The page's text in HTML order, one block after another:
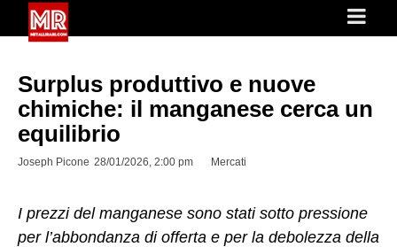
Surplus produttivo e nuove
chimiche: il manganese cerca un
equilibrio
Joseph Picone 28/01/2026, 2:00 pm Mercati
I prezzi del manganese sono stati sotto pressione
per l’abbondanza di offerta e per la debolezza della